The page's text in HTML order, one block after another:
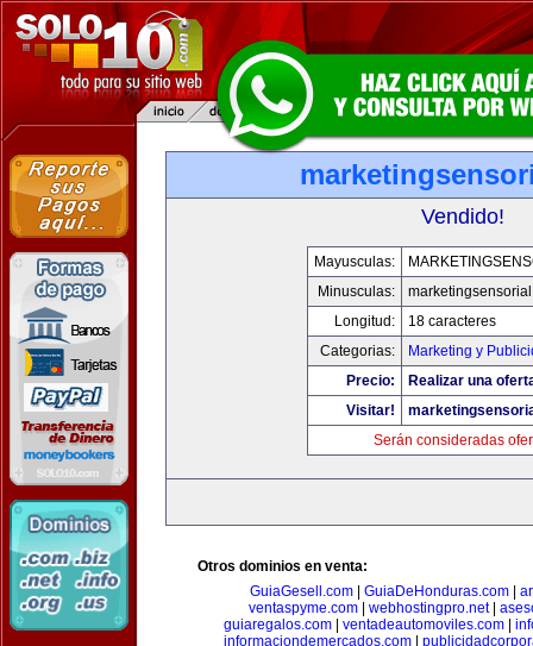
Vendido!
Mayusculas:
Minusculas:
Longitud:
18 caracteres
Categorias:
Marketing y
Precio:
Realizar una
Visitar!
Serán consideradas
Otros dominios en venta:
GuiaGesell.com| GuiaDeHonduras.com|
ventaspyme.com
webhostingpro.net|
guiaregalos.com| ventadeautomoviles.com|
informaciondemercados.com|